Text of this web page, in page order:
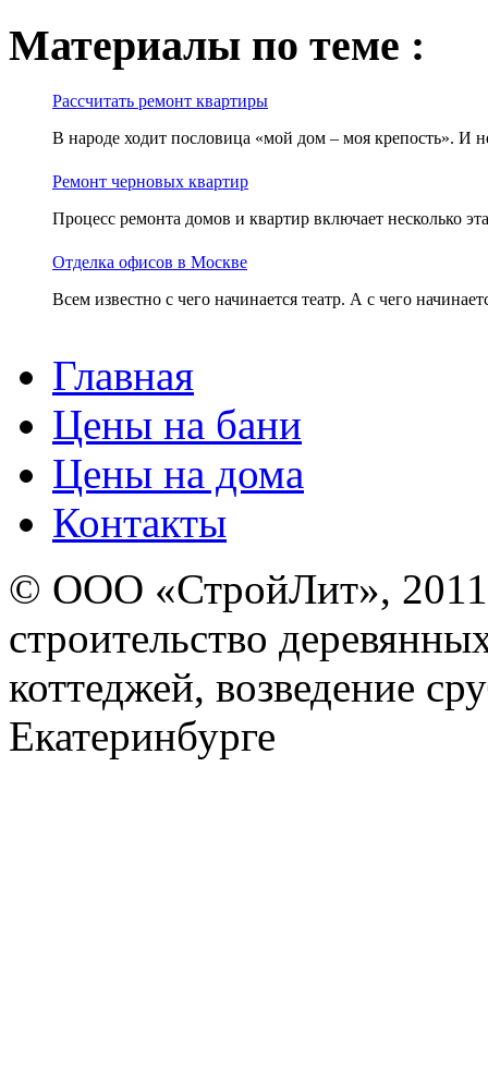
Материалы по теме :
Рассчитать ремонт квартиры
В народе ходит пословица «мой дом – моя крепость». И
Ремонт черновых квартир
Процесс ремонта домов и квартир включает несколько
Отделка офисов в Москве
Всем известно с чего начинается театр. А с чего
Главная
Цены на бани
Цены на дома
Контакты
© ООО «СтройЛит»,
строительство
коттеджей, возведение
Екатеринбурге